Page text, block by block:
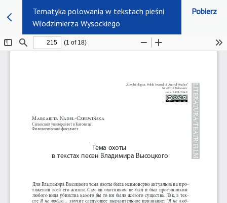
Tematyka polowania w tekstach pieśni
Włodzimierza Wysockiego
Pobierz